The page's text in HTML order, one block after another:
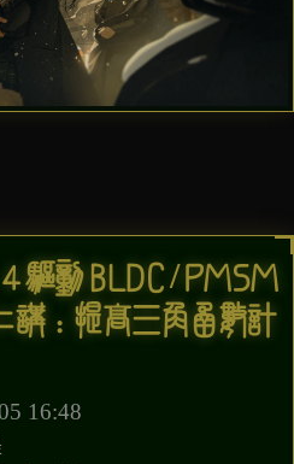
动BLDC/PMSM
：提高三角函数计
16:48